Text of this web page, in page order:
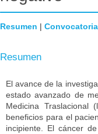
Resumen | Convocatoria
Resumen
El avance de la
estado avanzado de
Medicina
beneficios para el
incipiente. El cáncer